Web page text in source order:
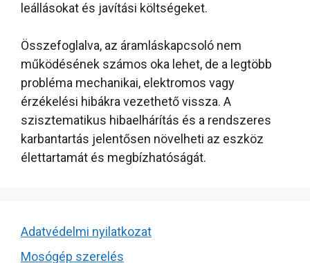
leállásokat és javítási költségeket.
Összefoglalva, az áramláskapcsoló nem
működésének számos oka lehet, de a legtöbb
probléma mechanikai, elektromos vagy
érzékelési hibákra vezethető vissza. A
szisztematikus hibaelhárítás és a rendszeres
karbantartás jelentősen növelheti az eszköz
élettartamát és megbízhatóságát.
Adatvédelmi nyilatkozat
Mosógép szerelés